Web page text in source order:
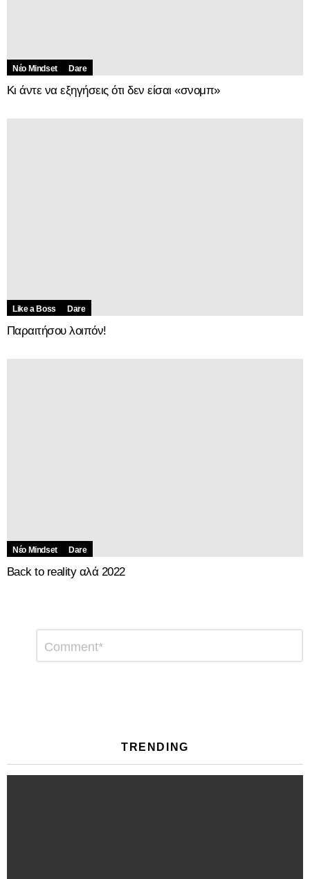
Νέο Mindset Dare
Κι άντε να εξηγήσεις ότι δεν είσαι «σνομπ»
Like a Boss Dare
Παραιτήσου λοιπόν!
Νέο Mindset Dare
Back to reality αλά 2022
απάντηση
TRENDING